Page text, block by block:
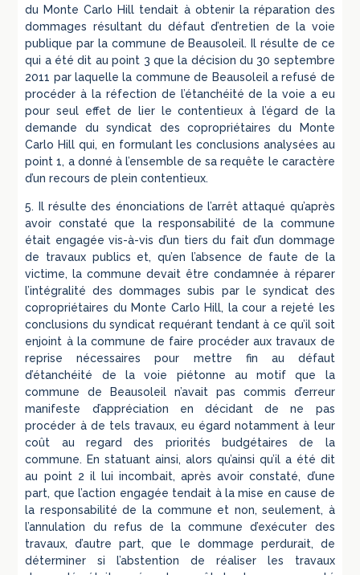
du Monte Carlo Hill tendait à obtenir la réparation des
dommages résultant du défaut d’entretien de la voie
publique par la commune de Beausoleil. Il résulte de ce
qui a été dit au point 3 que la décision du 30 septembre
2011 par laquelle la commune de Beausoleil a refusé de
procéder à la réfection de l’étanchéité de la voie a eu
pour seul effet de lier le contentieux à l’égard de la
demande du syndicat des copropriétaires du Monte
Carlo Hill qui, en formulant les conclusions analysées au
point 1, a donné à l’ensemble de sa requête le caractère
d’un recours de plein contentieux.
5. Il résulte des énonciations de l’arrêt attaqué qu’après
avoir constaté que la responsabilité de la commune
était engagée vis-à-vis d’un tiers du fait d’un dommage
de travaux publics et, qu’en l’absence de faute de la
victime, la commune devait être condamnée à réparer
l’intégralité des dommages subis par le syndicat des
copropriétaires du Monte Carlo Hill, la cour a rejeté les
conclusions du syndicat requérant tendant à ce qu’il soit
enjoint à la commune de faire procéder aux travaux de
reprise nécessaires pour mettre fin au défaut
d’étanchéité de la voie piétonne au motif que la
commune de Beausoleil n’avait pas commis d’erreur
manifeste d’appréciation en décidant de ne pas
procéder à de tels travaux, eu égard notamment à leur
coût au regard des priorités budgétaires de la
commune. En statuant ainsi, alors qu’ainsi qu’il a été dit
au point 2 il lui incombait, après avoir constaté, d’une
part, que l’action engagée tendait à la mise en cause de
la responsabilité de la commune et non, seulement, à
l’annulation du refus de la commune d’exécuter des
travaux, d’autre part, que le dommage perdurait, de
déterminer si l’abstention de réaliser les travaux